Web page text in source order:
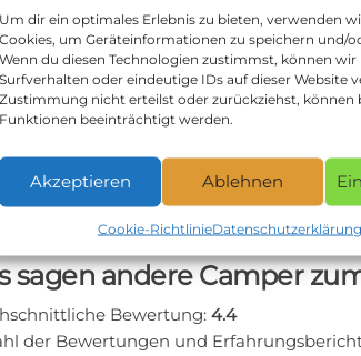
Um dir ein optimales Erlebnis zu bieten, verwenden
Cookies, um Geräteinformationen zu speichern und/
Wenn du diesen Technologien zustimmst, können wir
Surfverhalten oder eindeutige IDs auf dieser Website
Zustimmung nicht erteilst oder zurückziehst, können
Funktionen beeinträchtigt werden.
Akzeptieren Ablehnen
Cookie-RichtlinieDatenschutzerklärung
alle Camper und Wohnmobil-
von Wüstenrot bei einem
uns auf Ihren Besuch!
zum Stellplatz in 71543
https://de.wikipedia.org/wiki/
zum Maienfels Castle in 71543
zum Maienfels Castle via
sagen andere Camper
Bewertung: 4.4
der Bewertungen und